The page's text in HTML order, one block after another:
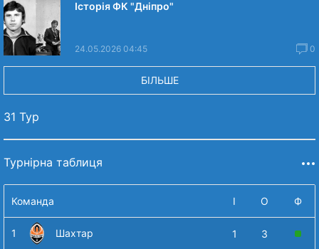
Історія ФК "Дніпро"
24.05.2026 04:45 0
БІЛЬШЕ
31 Тур
Турнірна таблиця
Команда І О Ф
1 Шахтар 1 3